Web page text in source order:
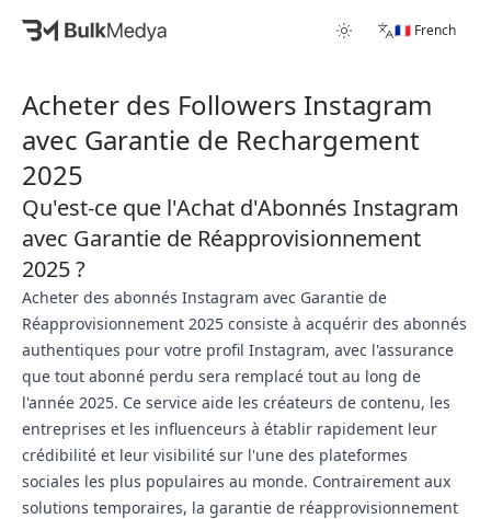
🇫🇷 French
Acheter des Followers Instagram
avec Garantie de Rechargement
2025
Qu'est-ce que l'Achat d'Abonnés Instagram
avec Garantie de Réapprovisionnement
2025 ?
Acheter des abonnés Instagram avec Garantie de
Réapprovisionnement 2025 consiste à acquérir des abonnés
authentiques pour votre profil Instagram, avec l'assurance
que tout abonné perdu sera remplacé tout au long de
l'année 2025. Ce service aide les créateurs de contenu, les
entreprises et les influenceurs à établir rapidement leur
crédibilité et leur visibilité sur l'une des plateformes
sociales les plus populaires au monde. Contrairement aux
solutions temporaires, la garantie de réapprovisionnement